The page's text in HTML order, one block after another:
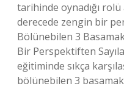
tarihinde oynadığı
derecede zengin bir
Bölünebilen 3
Bir Perspektiften
eğitiminde sıkça
bölünebilen 3